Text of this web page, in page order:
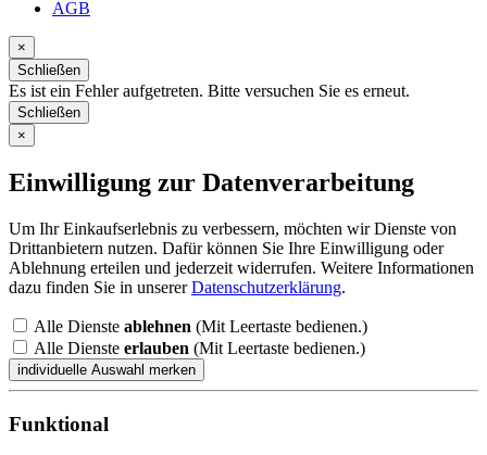
AGB
×
Schließen
Es ist ein Fehler aufgetreten. Bitte versuchen Sie es erneut.
Schließen
×
Einwilligung zur Datenverarbeitung
Um Ihr Einkaufserlebnis zu verbessern, möchten wir Dienste von
Drittanbietern nutzen. Dafür können Sie Ihre Einwilligung oder
Ablehnung erteilen und jederzeit widerrufen. Weitere Informationen
dazu finden Sie in unsererDatenschutzerklärung.
Alle Dienste ablehnen (Mit Leertaste bedienen.)
Alle Dienste erlauben (Mit Leertaste bedienen.)
Funktional